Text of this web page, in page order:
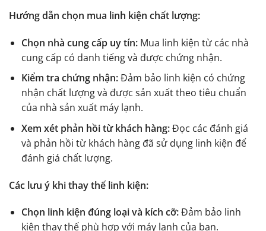
Hướng dẫn chọn mua linh kiện chất lượng:
Chọn nhà cung cấp uy tín:Mua linh kiện từ các nhà
cung cấp có danh tiếng và được chứng nhận.
Kiểm tra chứng nhận:Đảm bảo linh kiện có chứng
nhận chất lượng và được sản xuất theo tiêu chuẩn
của nhà sản xuất máy lạnh.
Xem xét phản hồi từ khách hàng:Đọc các đánh giá
và phản hồi từ khách hàng đã sử dụng linh kiện để
đánh giá chất lượng.
Các lưu ý khi thay thế linh kiện:
Chọn linh kiện đúng loại và kích cỡ:Đảm bảo linh
kiện thay thế phù hợp với máy lạnh của bạn.